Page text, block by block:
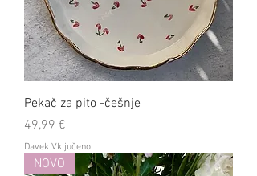
Pekač za pito -češnje
Cena
49,99 €
Davek Vključeno
NOVO